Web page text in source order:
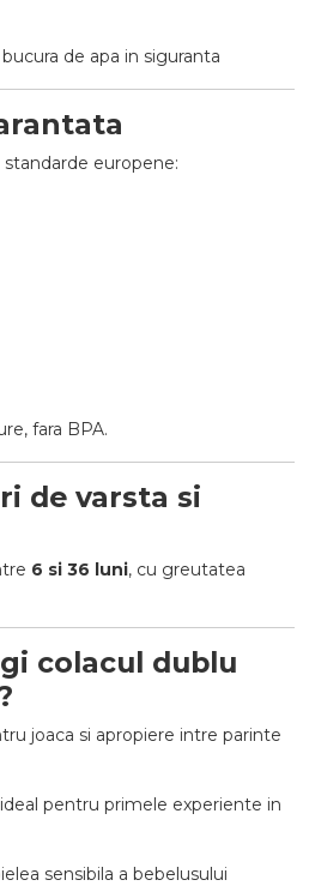
de apa in siguranta
europene:
fara BPA.
de varsta si
6 si 36 luni, cu greutatea
colacul dublu
joaca si apropiere intre parinte
pentru primele experiente in
sensibila a bebelusului